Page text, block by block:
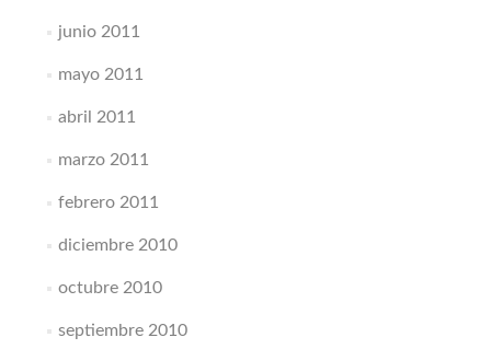
junio 2011
mayo 2011
abril 2011
marzo 2011
febrero 2011
diciembre 2010
octubre 2010
septiembre 2010